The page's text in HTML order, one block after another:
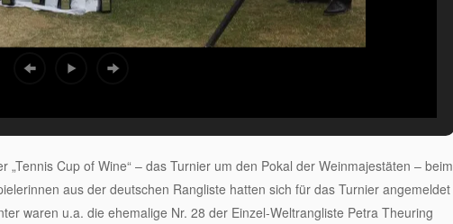
Cup of Wine“ – das Turnier um den Pokal der Weinmajestäten – beim
aus der deutschen Rangliste hatten sich für das Turnier angemeldet
waren u.a. die ehemalige Nr. 28 der Einzel-Weltrangliste Petra Theuring